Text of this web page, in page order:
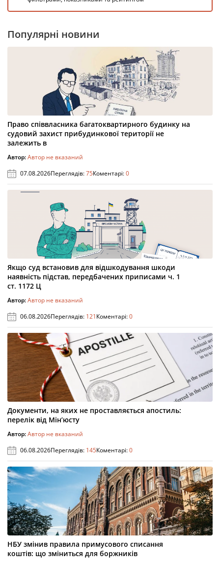
Популярні новини
Право співвласника багатоквартирного будинку на
судовий захист прибудинкової території не
залежить в
Автор:Автор не вказаний
07.08.2026Переглядів:75Коментарі:0
Якщо суд встановив для відшкодування шкоди
наявність підстав, передбачених приписами ч. 1
ст. 1172 Ц
Автор:Автор не вказаний
06.08.2026Переглядів: 121Коментарі:0
Документи, на яких не проставляється апостиль:
перелік від Мін’юсту
Автор:Автор не вказаний
06.08.2026Переглядів: 145Коментарі:0
НБУ змінив правила примусового списання
коштів: що зміниться для боржників